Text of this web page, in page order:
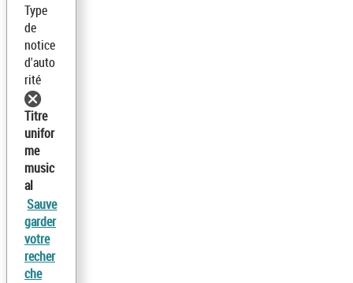
Type
de
notice
d'auto
rité
Titre
unifor
me
music
al
Sauve
garder
votre
recher
che